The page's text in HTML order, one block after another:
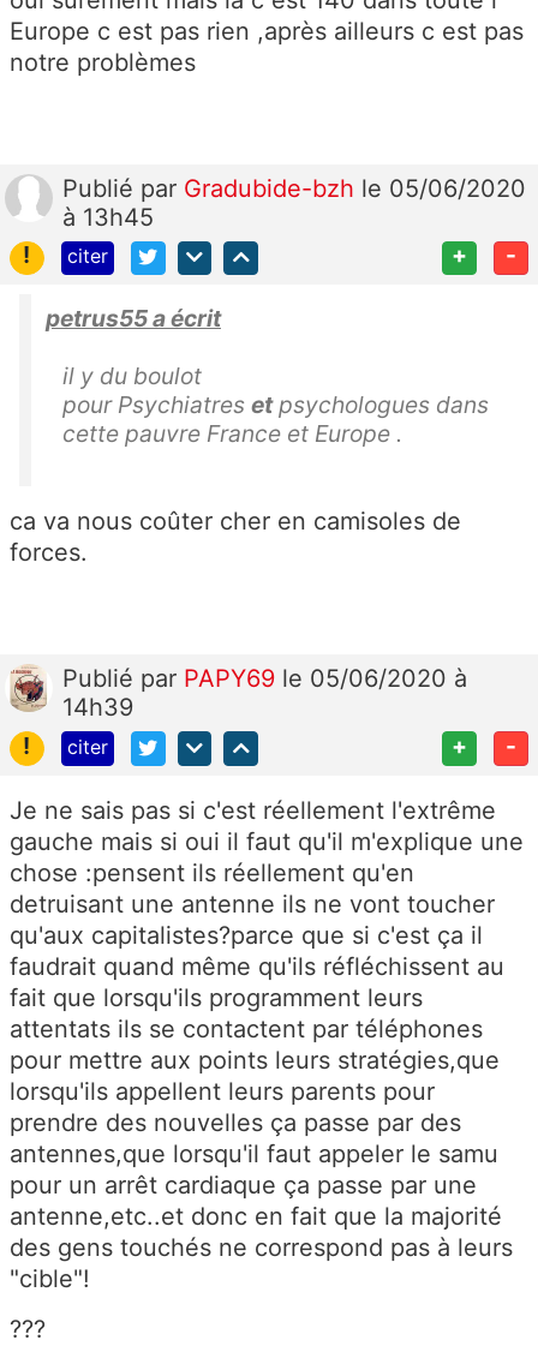
Europe c est pas rien ,après ailleurs c est pas
notre problèmes
Publié par Gradubide-bzh le 05/06/2020
à 13h45
!
citer + -
petrus55 a écrit
il y du boulot
pour Psychiatres etpsychologues dans
cette pauvre France et Europe .
ca va nous coûter cher en camisoles de
forces.
Publié par PAPY69 le 05/06/2020 à
14h39
!
citer + -
Je ne sais pas si c'est réellement l'extrême
gauche mais si oui il faut qu'il m'explique une
chose :pensent ils réellement qu'en
detruisant une antenne ils ne vont toucher
qu'aux capitalistes?parce que si c'est ça il
faudrait quand même qu'ils réfléchissent au
fait que lorsqu'ils programment leurs
attentats ils se contactent par téléphones
pour mettre aux points leurs stratégies,que
lorsqu'ils appellent leurs parents pour
prendre des nouvelles ça passe par des
antennes,que lorsqu'il faut appeler le samu
pour un arrêt cardiaque ça passe par une
antenne,etc..et donc en fait que la majorité
des gens touchés ne correspond pas à leurs
"cible"!
???